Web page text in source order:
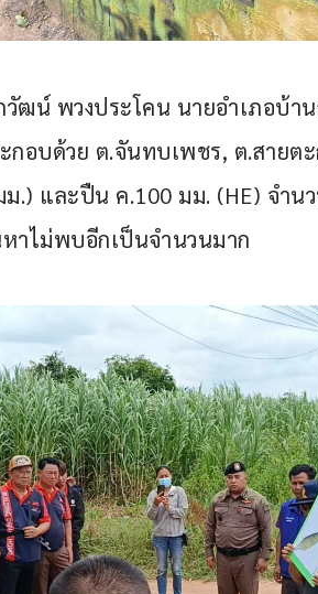
ฒน์ พวงประโคน นายอำเภอบ้า
กอบด้วย ต.จันทบเพชร, ต.สายต
.) และปืน ค.100 มม. (HE) จำน
าไม่พบอีกเป็นจำนวนมาก